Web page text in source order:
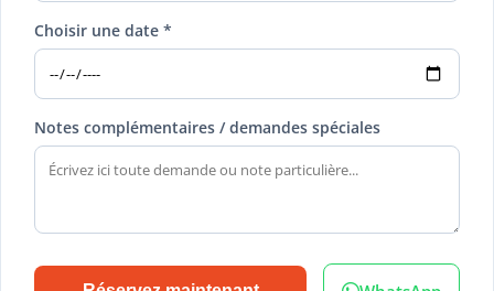
Choisir une date *
Notes complémentaires / demandes spéciales